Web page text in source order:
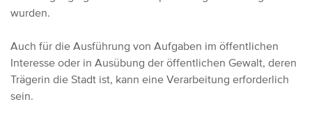
wurden.
Auch für die Ausführung von Aufgaben im öffentlichen
Interesse oder in Ausübung der öffentlichen Gewalt, deren
Trägerin die Stadt ist, kann eine Verarbeitung erforderlich
sein.